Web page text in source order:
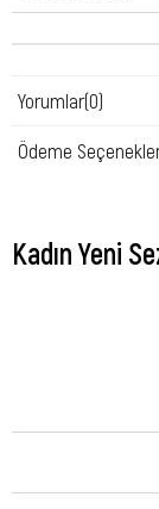
Yorumlar(0)
Ödeme
Kadın Yeni